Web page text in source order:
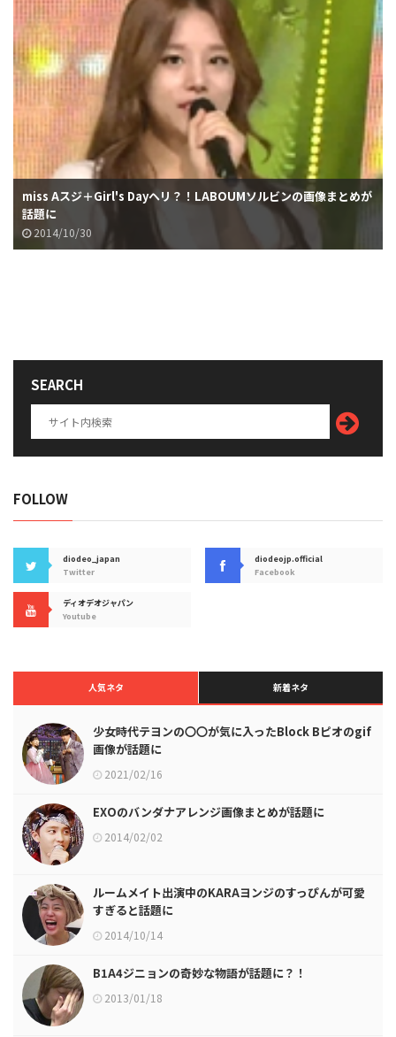
miss Aスジ＋Girl's Dayヘリ？！LABOUMソルビンの画像まとめが
話題に
2014/10/30
SEARCH
FOLLOW
diodeo_japan
Twitter
diodeojp.official
Facebook
ディオデオジャパン
Youtube
人気ネタ 新着ネタ
少女時代テヨンの〇〇が気に入ったBlock Bピオのgif
画像が話題に
2021/02/16
EXOのバンダナアレンジ画像まとめが話題に
2014/02/02
ルームメイト出演中のKARAヨンジのすっぴんが可愛
すぎると話題に
2014/10/14
B1A4ジニョンの奇妙な物語が話題に？！
2013/01/18